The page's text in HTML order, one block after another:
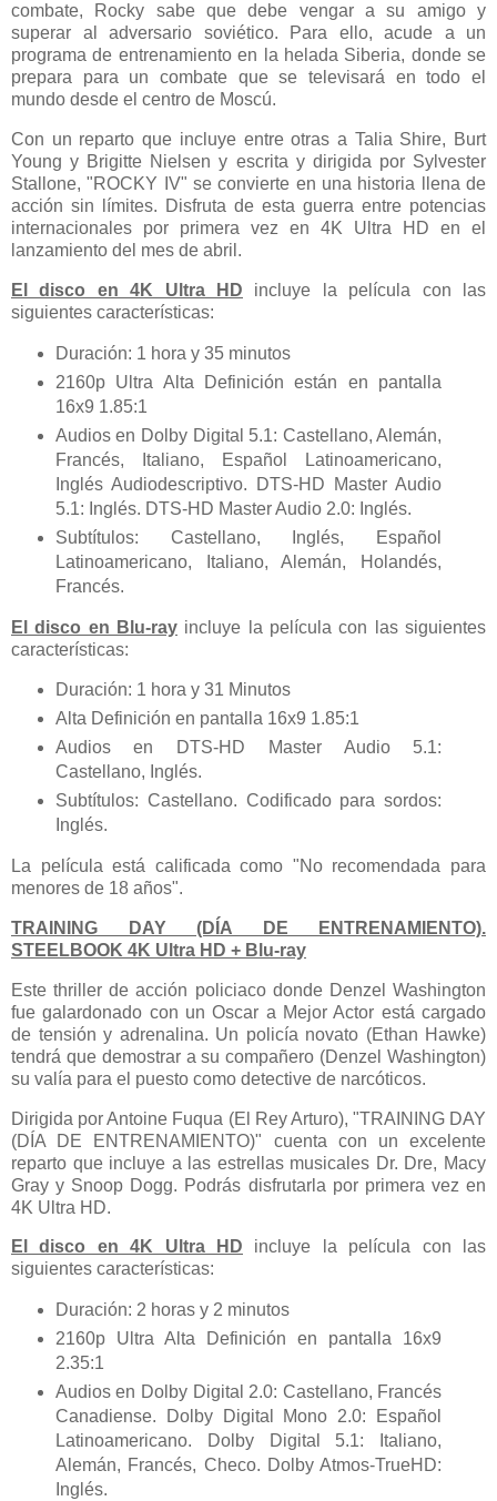
combate, Rocky sabe que debe vengar a su amigo y
superar al adversario soviético. Para ello, acude a un
programa de entrenamiento en la helada Siberia, donde se
prepara para un combate que se televisará en todo el
mundo desde el centro de Moscú.
Con un reparto que incluye entre otras a Talia Shire, Burt
Young y Brigitte Nielsen y escrita y dirigida por Sylvester
Stallone, "ROCKY IV" se convierte en una historia llena de
acción sin límites. Disfruta de esta guerra entre potencias
internacionales por primera vez en 4K Ultra HD en el
lanzamiento del mes de abril.
El disco en 4K Ultra HD incluye la película con las
siguientes características:
Duración: 1 hora y 35 minutos
2160p Ultra Alta Definición están en pantalla
16x9 1.85:1
Audios en Dolby Digital 5.1: Castellano, Alemán,
Francés, Italiano, Español Latinoamericano,
Inglés Audiodescriptivo. DTS-HD Master Audio
5.1: Inglés. DTS-HD Master Audio 2.0: Inglés.
Subtítulos: Castellano, Inglés, Español
Latinoamericano, Italiano, Alemán, Holandés,
Francés.
El disco en Blu-ray incluye la película con las siguientes
características:
Duración: 1 hora y 31 Minutos
Alta Definición en pantalla 16x9 1.85:1
Audios en DTS-HD Master Audio 5.1:
Castellano, Inglés.
Subtítulos: Castellano. Codificado para sordos:
Inglés.
La película está calificada como "No recomendada para
menores de 18 años".
TRAINING DAY (DÍA DE ENTRENAMIENTO).
STEELBOOK 4K Ultra HD + Blu-ray
Este thriller de acción policiaco donde Denzel Washington
fue galardonado con un Oscar a Mejor Actor está cargado
de tensión y adrenalina. Un policía novato (Ethan Hawke)
tendrá que demostrar a su compañero (Denzel Washington)
su valía para el puesto como detective de narcóticos.
Dirigida por Antoine Fuqua (El Rey Arturo), "TRAINING DAY
(DÍA DE ENTRENAMIENTO)" cuenta con un excelente
reparto que incluye a las estrellas musicales Dr. Dre, Macy
Gray y Snoop Dogg. Podrás disfrutarla por primera vez en
4K Ultra HD.
El disco en 4K Ultra HD incluye la película con las
siguientes características:
Duración: 2 horas y 2 minutos
2160p Ultra Alta Definición en pantalla 16x9
2.35:1
Audios en Dolby Digital 2.0: Castellano, Francés
Canadiense. Dolby Digital Mono 2.0: Español
Latinoamericano. Dolby Digital 5.1: Italiano,
Alemán, Francés, Checo. Dolby Atmos-TrueHD:
Inglés.